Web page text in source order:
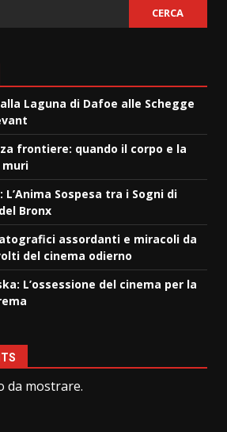
CERCA
Laguna di Dafoe alle Schegge
frontiere: quando il corpo e la
Sospesa tra i Sogni di
Bronx
assordanti e miracoli da
del cinema odierno
L’ossessione del cinema per la
da mostrare.